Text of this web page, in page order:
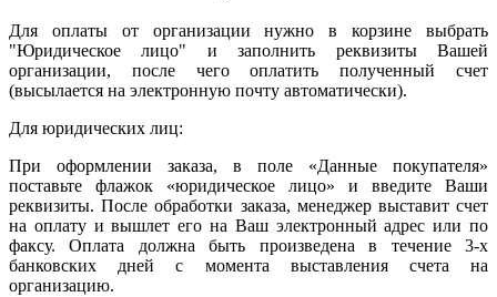
Для оплаты от организации нужно в корзине выбрать
"Юридическое лицо" и заполнить реквизиты Вашей
организации, после чего оплатить полученный счет
(высылается на электронную почту автоматически).
Для юридических лиц:
При оформлении заказа, в поле «Данные покупателя»
поставьте флажок «юридическое лицо» и введите Ваши
реквизиты. После обработки заказа, менеджер выставит счет
на оплату и вышлет его на Ваш электронный адрес или по
факсу. Оплата должна быть произведена в течение 3-х
банковских дней с момента выставления счета на
организацию.